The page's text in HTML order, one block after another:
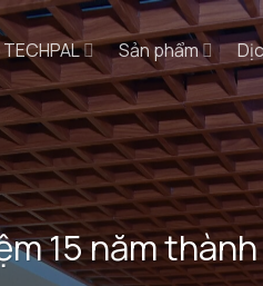
Sản phẩm
15 năm